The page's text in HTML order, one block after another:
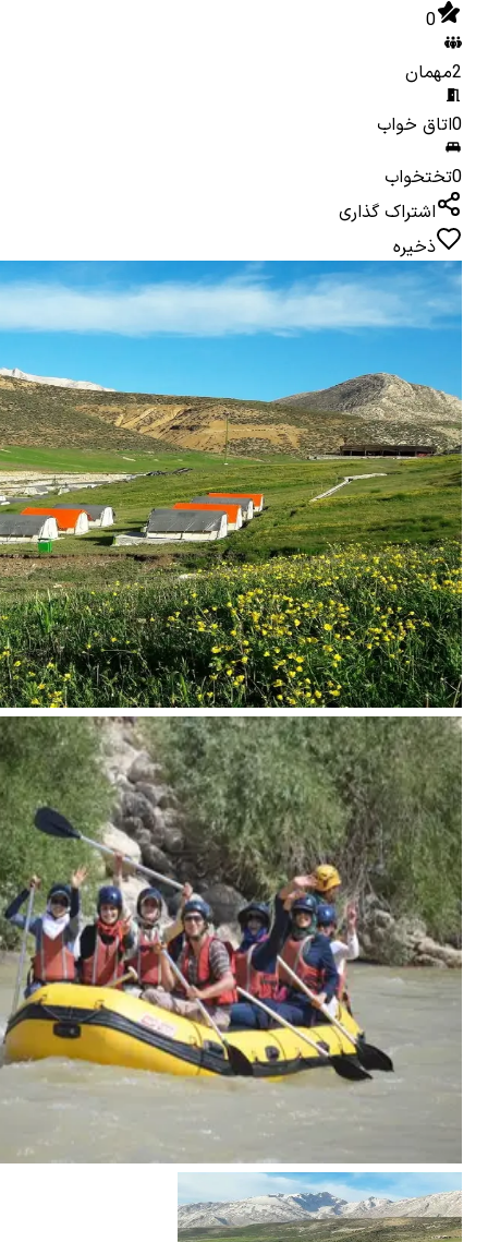
0
2مهمان
0اتاق خواب
0تختخواب
اشتراک گذاری
ذخیره